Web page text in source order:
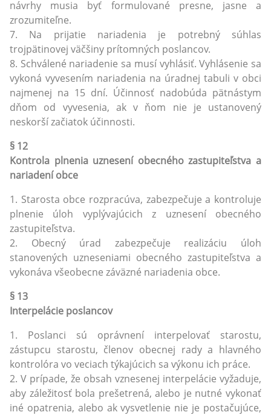
návrhy musia byť formulované presne, jasne a
zrozumiteľne.
7. Na prijatie nariadenia je potrebný súhlas
trojpätinovej väčšiny prítomných poslancov.
8. Schválené nariadenie sa musí vyhlásiť. Vyhlásenie sa
vykoná vyvesením nariadenia na úradnej tabuli v obci
najmenej na 15 dní. Účinnosť nadobúda pätnástym
dňom od vyvesenia, ak v ňom nie je ustanovený
neskorší začiatok účinnosti.
§ 12
Kontrola plnenia uznesení obecného zastupiteľstva a
nariadení obce
1. Starosta obce rozpracúva, zabezpečuje a kontroluje
plnenie úloh vyplývajúcich z uznesení obecného
zastupiteľstva.
2. Obecný úrad zabezpečuje realizáciu úloh
stanovených uzneseniami obecného zastupiteľstva a
vykonáva všeobecne záväzné nariadenia obce.
§ 13
Interpelácie poslancov
1. Poslanci sú oprávnení interpelovať starostu,
zástupcu starostu, členov obecnej rady a hlavného
kontrolóra vo veciach týkajúcich sa výkonu ich práce.
2. V prípade, že obsah vznesenej interpelácie vyžaduje,
aby záležitosť bola prešetrená, alebo je nutné vykonať
iné opatrenia, alebo ak vysvetlenie nie je postačujúce,